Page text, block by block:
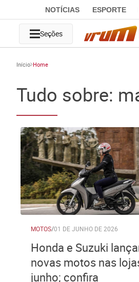
NOTÍCIAS ESPORTE
Seções
Início Home
Tudo sobre:
MOTOS/01 DE JUNHO DE 2026
Honda e Suzuki
novas motos nas
junho; confira